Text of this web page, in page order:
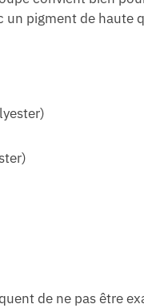
un pigment de haute
de ne pas être